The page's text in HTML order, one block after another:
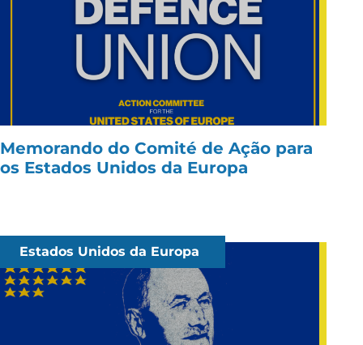
Memorando do Comité de Ação para
os Estados Unidos da Europa
Estados Unidos da Europa